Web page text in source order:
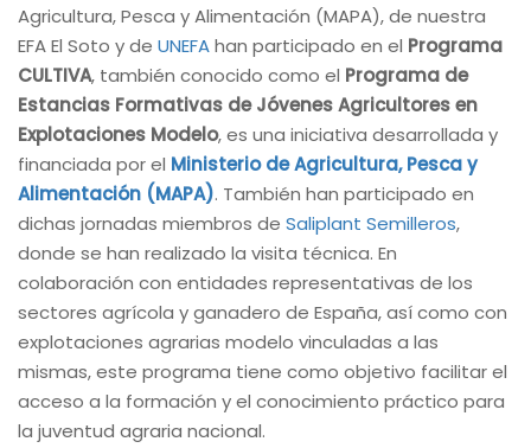
Agricultura, Pesca y Alimentación (MAPA), de nuestra
EFA El Soto y de UNEFAhan participado en el Programa
CULTIVA, también conocido como el Programa de
Estancias Formativas de Jóvenes Agricultores en
Explotaciones Modelo, es una iniciativa desarrollada y
financiada por el Ministerio de Agricultura, Pesca y
Alimentación (MAPA). También han participado en
dichas jornadas miembros de Saliplant Semilleros,
donde se han realizado la visita técnica. En
colaboración con entidades representativas de los
sectores agrícola y ganadero de España, así como con
explotaciones agrarias modelo vinculadas a las
mismas, este programa tiene como objetivo facilitar el
acceso a la formación y el conocimiento práctico para
la juventud agraria nacional.